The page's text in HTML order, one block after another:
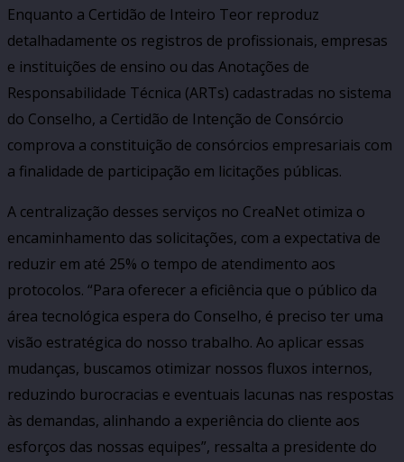
Enquanto a Certidão de Inteiro Teor reproduz
detalhadamente os registros de profissionais, empresas
e instituições de ensino ou das Anotações de
Responsabilidade Técnica (ARTs) cadastradas no sistema
do Conselho, a Certidão de Intenção de Consórcio
comprova a constituição de consórcios empresariais com
a finalidade de participação em licitações públicas.
A centralização desses serviços no CreaNet otimiza o
encaminhamento das solicitações, com a expectativa de
reduzir em até 25% o tempo de atendimento aos
protocolos. “Para oferecer a eficiência que o público da
área tecnológica espera do Conselho, é preciso ter uma
visão estratégica do nosso trabalho. Ao aplicar essas
mudanças, buscamos otimizar nossos fluxos internos,
reduzindo burocracias e eventuais lacunas nas respostas
às demandas, alinhando a experiência do cliente aos
esforços das nossas equipes”, ressalta a presidente do